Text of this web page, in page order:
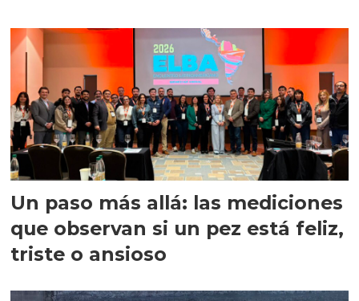
Un paso más allá: las mediciones
que observan si un pez está feliz,
triste o ansioso